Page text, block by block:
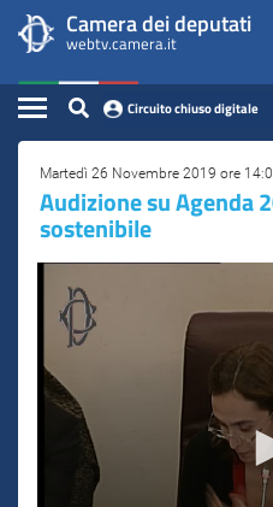
contenuto
principale
WebTV
Camera
dei
Deputati
menu
di
navigazione
Camera dei deputati
webtv.camera.it
Home
Assemblea
Presidente
Commissioni
Eventi
Circuito chiuso digitale
Circuito chiuso digitale
Contenuto
Martedì 26 Novembre 2019 ore
Audizione su Agenda
sostenibile